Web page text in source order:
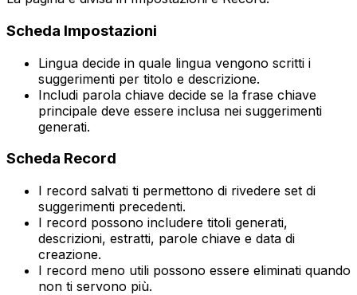
Scheda Impostazioni
Lingua decide in quale lingua vengono scritti i
suggerimenti per titolo e descrizione.
Includi parola chiave decide se la frase chiave
principale deve essere inclusa nei suggerimenti
generati.
Scheda Record
I record salvati ti permettono di rivedere set di
suggerimenti precedenti.
I record possono includere titoli generati,
descrizioni, estratti, parole chiave e data di
creazione.
I record meno utili possono essere eliminati quando
non ti servono più.